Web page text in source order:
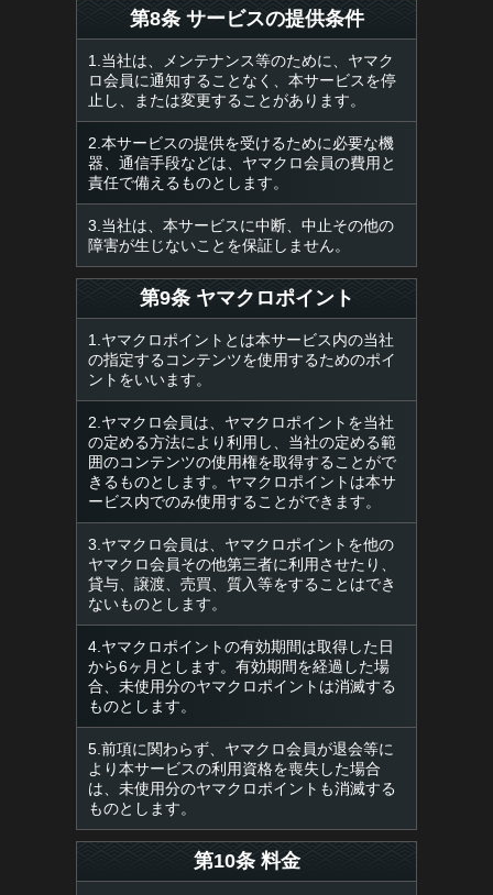
第8条 サービスの提供条件
1.当社は、メンテナンス等のために、ヤマク
ロ会員に通知することなく、本サービスを停
止し、または変更することがあります。
2.本サービスの提供を受けるために必要な機
器、通信手段などは、ヤマクロ会員の費用と
責任で備えるものとします。
3.当社は、本サービスに中断、中止その他の
障害が生じないことを保証しません。
第9条 ヤマクロポイント
1.ヤマクロポイントとは本サービス内の当社
の指定するコンテンツを使用するためのポイ
ントをいいます。
2.ヤマクロ会員は、ヤマクロポイントを当社
の定める方法により利用し、当社の定める範
囲のコンテンツの使用権を取得することがで
きるものとします。ヤマクロポイントは本サ
ービス内でのみ使用することができます。
3.ヤマクロ会員は、ヤマクロポイントを他の
ヤマクロ会員その他第三者に利用させたり、
貸与、譲渡、売買、質入等をすることはでき
ないものとします。
4.ヤマクロポイントの有効期間は取得した日
から6ヶ月とします。有効期間を経過した場
合、未使用分のヤマクロポイントは消滅する
ものとします。
5.前項に関わらず、ヤマクロ会員が退会等に
より本サービスの利用資格を喪失した場合
は、未使用分のヤマクロポイントも消滅する
ものとします。
第10条 料金